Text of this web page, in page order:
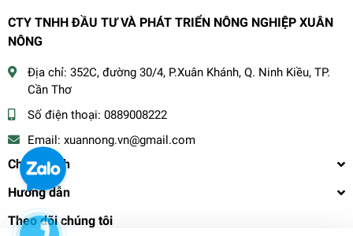
CTY TNHH ĐẦU TƯ VÀ PHÁT TRIỂN NÔNG NGHIỆP XUÂN
NÔNG
Địa chỉ: 352C, đường 30/4, P.Xuân Khánh, Q. Ninh Kiều, TP.
Cần Thơ
Số điện thoại: 0889008222
Email: xuannong.vn@gmail.com
Chính sách
Hướng dẫn
Theo dõi chúng tôi